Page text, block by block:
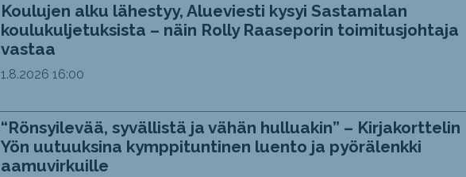
Koulujen alku lähestyy, Alueviesti kysyi Sastamalan
koulukuljetuksista – näin Rolly Raaseporin toimitusjohtaja
vastaa
1.8.2026 16:00
“Rönsyilevää, syvällistä ja vähän hulluakin” – Kirjakorttelin
Yön uutuuksina kymppituntinen luento ja pyörälenkki
aamuvirkuille